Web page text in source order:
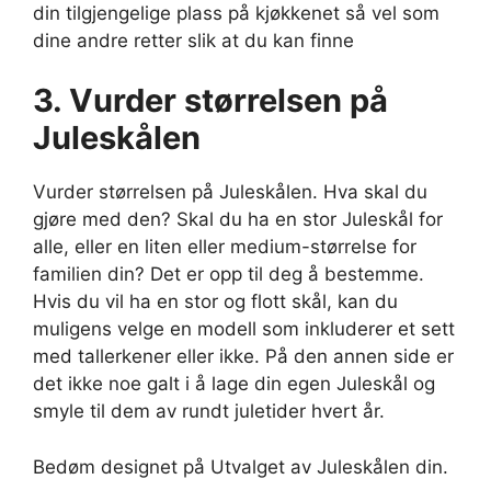
din tilgjengelige plass på kjøkkenet så vel som
dine andre retter slik at du kan finne
3. Vurder størrelsen på
Juleskålen
Vurder størrelsen på Juleskålen. Hva skal du
gjøre med den? Skal du ha en stor Juleskål for
alle, eller en liten eller medium-størrelse for
familien din? Det er opp til deg å bestemme.
Hvis du vil ha en stor og flott skål, kan du
muligens velge en modell som inkluderer et sett
med tallerkener eller ikke. På den annen side er
det ikke noe galt i å lage din egen Juleskål og
smyle til dem av rundt juletider hvert år.
Bedøm designet på Utvalget av Juleskålen din.